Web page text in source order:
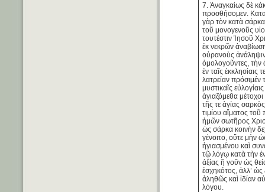
7. Ἀναγκαίως δὲ
προσθήσομεν.
γὰρ τὸν κατὰ
τοῦ μονογενοῦς
τουτέστιν Ἰησοῦ
ἐκ νεκρῶν
οὐρανοὺς
ὁμολογοῦντες, τὴν
ἐν ταῖς ἐκκλησίαις
λατρείαν πρόσιμέν
μυστικαῖς εὐλογίαις
ἁγιαζόμεθα μέτοχοι
τῆς τε ἁγίας
τιμίου αἵματος
ἡμῶν σωτῆρος
ὡς σάρκα κοινὴν
γένοιτο, οὔτε μὴν
ἡγιασμένου καὶ
τῷ λόγῳ κατὰ τὴν
ἀξίας ἢ γοῦν ὡς
ἐσχηκότος, ἀλλ’
ἀληθῶς καὶ ἰδίαν
λόγου.